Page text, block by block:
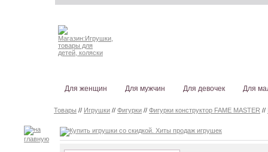
Для женщин Для мужчин Для девочек Для
Товары // Игрушки // Фигурки // Фигурки конструктор FAME MASTER //